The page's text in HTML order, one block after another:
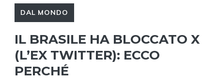
DAL MONDO
IL BRASILE HA BLOCCATO X
(L’EX TWITTER): ECCO
PERCHÉ